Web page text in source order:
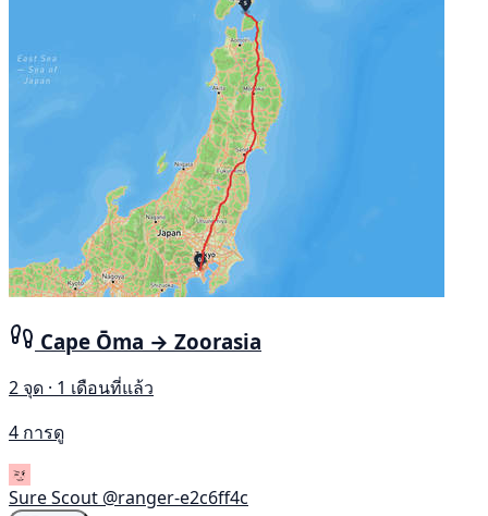
Cape Ōma → Zoorasia
2 จุด · 1 เดือนที่แล้ว
4 การดู
Sure Scout @ranger-e2c6ff4c